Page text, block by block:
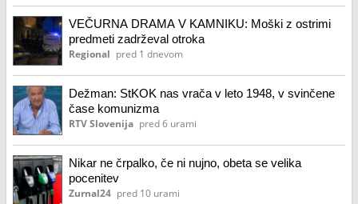
VEČURNA DRAMA V KAMNIKU: Moški z ostrimi
predmeti zadrževal otroka
Regional pred 1 dnevom
Dežman: StKOK nas vrača v leto 1948, v svinčene
čase komunizma
RTV Slovenija pred 6 urami
Nikar ne črpalko, če ni nujno, obeta se velika
pocenitev
Zurnal24 pred 10 urami